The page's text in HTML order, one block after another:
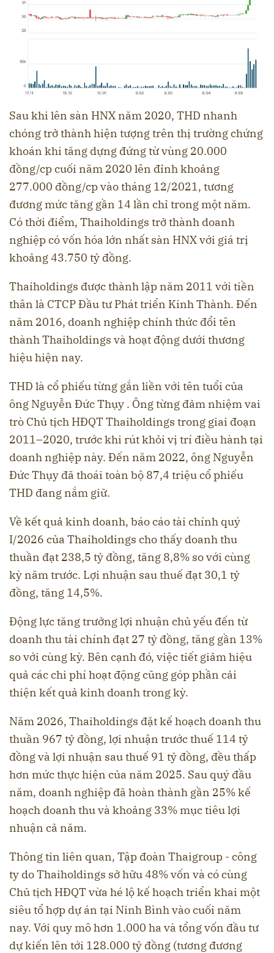
Sau khi lên sàn HNX năm 2020, THD nhanh
chóng trở thành hiện tượng trên thị trường chứng
khoán khi tăng dựng đứng từ vùng 20.000
đồng/cp cuối năm 2020 lên đỉnh khoảng
277.000 đồng/cp vào tháng 12/2021, tương
đương mức tăng gần 14 lần chỉ trong một năm.
Có thời điểm, Thaiholdings trở thành doanh
nghiệp có vốn hóa lớn nhất sàn HNX với giá trị
khoảng 43.750 tỷ đồng.
Thaiholdings được thành lập năm 2011 với tiền
thân là CTCP Đầu tư Phát triển Kinh Thành. Đến
năm 2016, doanh nghiệp chính thức đổi tên
thành Thaiholdings và hoạt động dưới thương
hiệu hiện nay.
THD là cổ phiếu từng gắn liền với tên tuổi của
ông Nguyễn Đức Thụy . Ông từng đảm nhiệm vai
trò Chủ tịch HĐQT Thaiholdings trong giai đoạn
2011–2020, trước khi rút khỏi vị trí điều hành tại
doanh nghiệp này. Đến năm 2022, ông Nguyễn
Đức Thụy đã thoái toàn bộ 87,4 triệu cổ phiếu
THD đang nắm giữ.
Về kết quả kinh doanh, báo cáo tài chính quý
I/2026 của Thaiholdings cho thấy doanh thu
thuần đạt 238,5 tỷ đồng, tăng 8,8% so với cùng
kỳ năm trước. Lợi nhuận sau thuế đạt 30,1 tỷ
đồng, tăng 14,5%.
Động lực tăng trưởng lợi nhuận chủ yếu đến từ
doanh thu tài chính đạt 27 tỷ đồng, tăng gần 13%
so với cùng kỳ. Bên cạnh đó, việc tiết giảm hiệu
quả các chi phí hoạt động cũng góp phần cải
thiện kết quả kinh doanh trong kỳ.
Năm 2026, Thaiholdings đặt kế hoạch doanh thu
thuần 967 tỷ đồng, lợi nhuận trước thuế 114 tỷ
đồng và lợi nhuận sau thuế 91 tỷ đồng, đều thấp
hơn mức thực hiện của năm 2025. Sau quý đầu
năm, doanh nghiệp đã hoàn thành gần 25% kế
hoạch doanh thu và khoảng 33% mục tiêu lợi
nhuận cả năm.
Thông tin liên quan, Tập đoàn Thaigroup - công
ty do Thaiholdings sở hữu 48% vốn và có cùng
Chủ tịch HĐQT vừa hé lộ kế hoạch triển khai một
siêu tổ hợp dự án tại Ninh Bình vào cuối năm
nay. Với quy mô hơn 1.000 ha và tổng vốn đầu tư
dự kiến lên tới 128.000 tỷ đồng (tương đương